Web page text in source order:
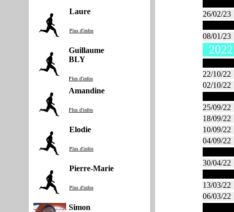
Laure
Plus d'infos
Guillaume
BLY
Plus d'infos
Amandine
Plus d'infos
Elodie
Plus d'infos
Pierre-Marie
Plus d'infos
Simon
26/02/23
08/01/23
2022
22/10/22
02/10/22
25/09/22
18/09/22
10/09/22
04/09/22
30/04/22
13/03/22
06/03/22